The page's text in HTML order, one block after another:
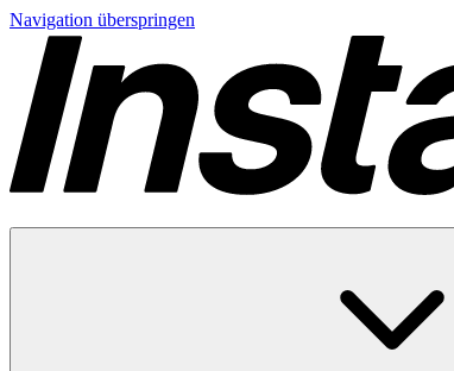
Navigation überspringen